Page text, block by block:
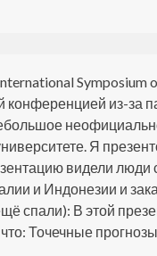
Symposium
конференцией из-за
Я
видели люди
и Индонезии и
спали): В этой
Точечные